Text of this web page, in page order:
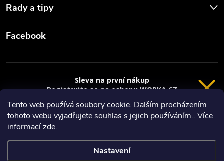
Tento web používá soubory cookie. Dalším procházením
tohoto webu vyjadřujete souhlas s jejich používáním.. Více
informacízde.
Nastavení
Rady a tipy
Facebook
Vytvořil Shoptet
Copyright 2026
VRÁCENÍ 14 DNÍ
Sleva na první nákup
Registrujte se na eshopu WORKA.CZ
sleva 100 Kč* na nákup je Vaše.
Registrace
Privacy policy